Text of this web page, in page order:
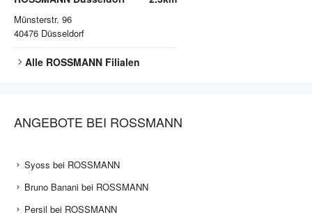
Münsterstr. 96
40476 Düsseldorf
Alle ROSSMANN Filialen
ANGEBOTE BEI ROSSMANN
Syoss bei ROSSMANN
Bruno Banani bei ROSSMANN
Persil bei ROSSMANN